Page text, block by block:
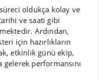
oldukça kolay ve
ve saati gibi
Ardından,
için hazırlıkların
etkinlik günü ekip,
gelerek performansını